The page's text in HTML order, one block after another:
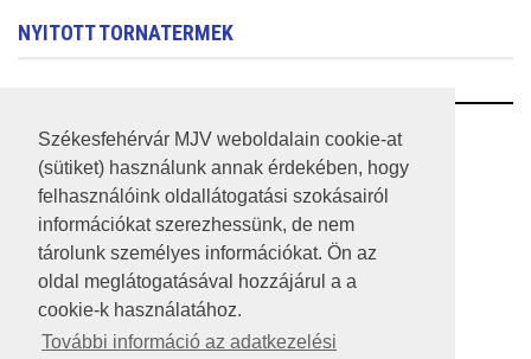
Székesfehérvár MJV weboldalain cookie-at
(sütiket) használunk annak érdekében, hogy
felhasználóink oldallátogatási szokásairól
információkat szerezhessünk, de nem
tárolunk személyes információkat. Ön az
oldal meglátogatásával hozzájárul a a
cookie-k használatához.
További információ az adatkezelési
NYITOTT TORNATERMEK
RSS
A HONLAP 2017.03.31-I ÁLLAPOTA
JOGI NYILATKOZAT
IMPRESSZUM